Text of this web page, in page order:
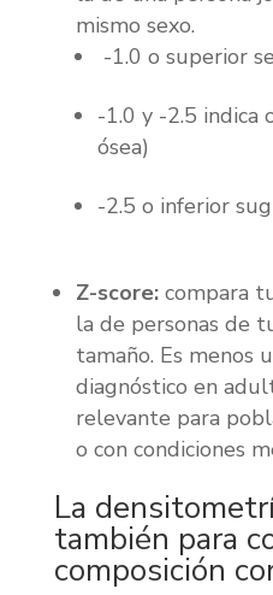
mismo sexo.
-1.0 o superior
-1.0 y -2.5 indica
ósea)
-2.5 o inferior
Z-score: compara
la de personas de
tamaño. Es menos
diagnóstico en
relevante para
o con condiciones
La
también para
composición